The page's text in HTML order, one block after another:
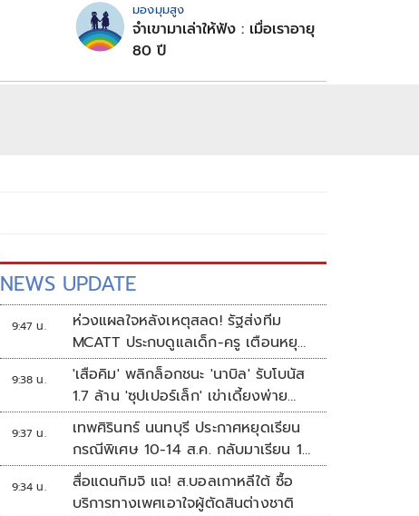
มองมุมสูง
จำเขามาเล่าให้ฟัง : เมื่อเราอายุ
80 ปี
NEWS UPDATE
9:47 น.
ห่วงแผลใจหลังเหตุสลด! รัฐส่งทีม
MCATT ประกบดูแลเด็ก-ครู เตือนหยุด
แชร์ภาพรุนแรง
9:38 น.
'เสือคิม' พลิกล็อกชนะ 'นาบิล' รับโบนัส
1.7 ล้าน 'ซุปเปอร์เล็ก' เข่าเดี้ยงพ่าย
TKO
9:37 น.
เทพศิรินทร์ นนทบุรี ประกาศหยุดเรียน
กรณีพิเศษ 10-14 ส.ค. กลับมาเรียน 17
ส.ค.
9:34 น.
สื่อแดนกิมจิ แฉ! ส.บอลเกาหลีใต้ ซื้อ
บริการทางเพศเอาใจผู้ตัดสินต่างชาติ